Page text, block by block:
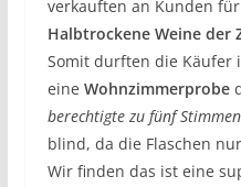
verkauften an Kunden für
Halbtrockene Weine der
Somit durften die Käufer
eine Wohnzimmerprobe
berechtigte zu fünf
blind, da die Flaschen
Wir finden das ist eine